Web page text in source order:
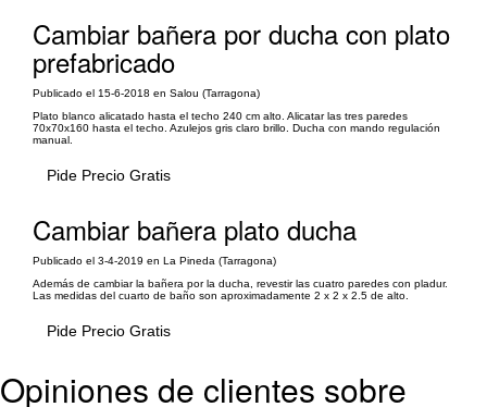
Cambiar bañera por ducha con plato
prefabricado
Publicado el 15-6-2018 en Salou (Tarragona)
Plato blanco alicatado hasta el techo 240 cm alto. Alicatar las tres paredes
70x70x160 hasta el techo. Azulejos gris claro brillo. Ducha con mando regulación
manual.
Pide Precio Gratis
Cambiar bañera plato ducha
Publicado el 3-4-2019 en La Pineda (Tarragona)
Además de cambiar la bañera por la ducha, revestir las cuatro paredes con pladur.
Las medidas del cuarto de baño son aproximadamente 2 x 2 x 2.5 de alto.
Pide Precio Gratis
Opiniones de clientes sobre